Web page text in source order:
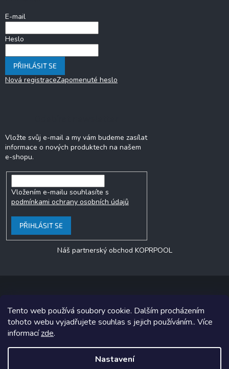
Tento web používá soubory cookie. Dalším procházením
tohoto webu vyjadřujete souhlas s jejich používáním.. Více
informacízde.
Nastavení
E-mail
Heslo
PŘIHLÁSIT SE
Nová registraceZapomenuté heslo
Vložte svůj e-mail a my vám budeme zasílat
informace o nových produktech na našem
e-shopu.
Vložením e-mailu souhlasíte s
podmínkami ochrany osobních údajů
PŘIHLÁSIT SE
Náš partnerský obchod KOPRPOOL
Copyright 2026jezero.cz. Všechna práva vyhrazena.
Grafický návrh vytvořil a na Shoptet implementoval
Shoptetak.cz.